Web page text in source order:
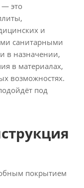
— это
и
санитарными
в назначении,
в материалах,
возможностях.
под
покрытием